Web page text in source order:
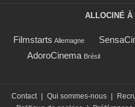
ALLOCINÉ À
Filmstarts Allemagne
AdoroCinema Brésil
Contact Qui sommes-nous